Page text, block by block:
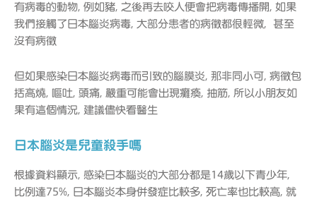
有病毒的動物, 例如豬, 之後再去咬人便會把病毒傳播開, 如果
我們接觸了日本腦炎病毒, 大部分患者的病徵都很輕微, 甚至
沒有病徵
但如果感染日本腦炎病毒而引致的腦膜炎, 那非同小可, 病徵包
括高燒, 嘔吐, 頭痛, 嚴重可能會出現癱瘓, 抽筋, 所以小朋友如
果有這個情況, 建議儘快看醫生
日本腦炎是兒童殺手嗎
根據資料顯示, 感染日本腦炎的大部分都是14歲以下青少年,
比例達75%, 日本腦炎本身併發症比較多, 死亡率也比較高, 就